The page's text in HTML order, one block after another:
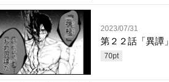
2023/07/31
第２２話「異譚」
70pt